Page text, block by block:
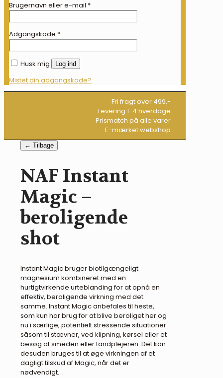
Brugernavn eller e-mail *
Adgangskode *
Husk mig Log ind
Mistet din adgangskode?
Fri fragt over 499,-
Levering 1-4 hverdage
Prismatch på alle varer
E-mærket webshop
← Tilbage
NAF Instant
Magic –
beroligende
shot
Instant Magic bruger biotilgængeligt
magnesium kombineret med en
hurtigtvirkende urteblanding for at opnå en
effektiv, beroligende virkning med det
samme. Instant Magic anbefales til heste,
som kun har brug for at blive beroliget her og
nu i særlige, potentielt stressende situationer
såsom til stævner, ved klipning, kørsel eller et
besøg af smeden eller tandplejeren. Det kan
desuden bruges til at øge virkningen af et
dagligt tilskud af Magic, når det er
nødvendigt.